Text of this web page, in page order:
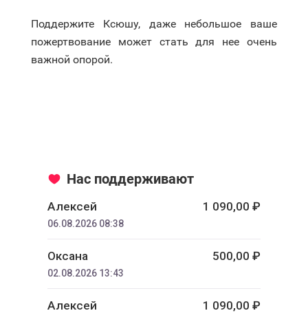
Поддержите Ксюшу, даже небольшое ваше
пожертвование может стать для нее очень
важной опорой.
Нас поддерживают
Алексей 1 090,00 ₽
06.08.2026 08:38
Оксана 500,00 ₽
02.08.2026 13:43
Алексей 1 090,00 ₽